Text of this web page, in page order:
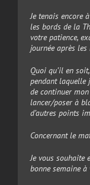
Je tenais encore
les bords de la
votre patience,
journée après
Quoi qu’il en
pendant laquelle
de continuer
lancer/poser à
d’autres points
Concernant le
Je vous souhaite
bonne semaine à